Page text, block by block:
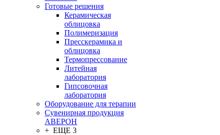
Готовые решения
Керамическая
облицовка
Полимеризация
Пресскерамика и
облицовка
Термопрессование
Литейная
лаборатория
Гипсовочная
лаборатория
Оборудование для терапии
Сувенирная продукция
АВЕРОН
+ ЕЩЕ 3